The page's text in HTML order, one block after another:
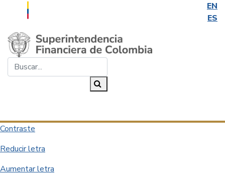
EN
ES
Saltar al contenido principal
Contraste
Reducir letra
Aumentar letra